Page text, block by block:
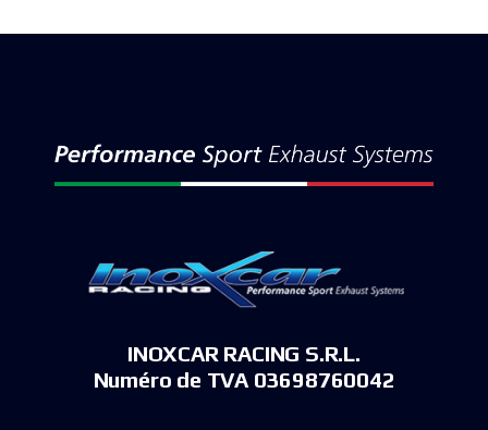
INOXCAR RACING S.R.L.
Numéro de TVA 03698760042